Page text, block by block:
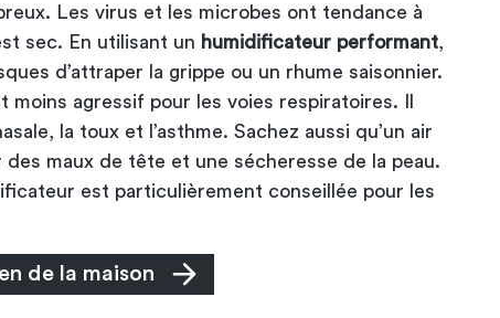
Les virus et les microbes ont tendance à
sec. En utilisant un humidificateur performant
d’attraper la grippe ou un rhume saisonnier.
moins agressif pour les voies respiratoires. Il
la toux et l’asthme. Sachez aussi qu’un air
maux de tête et une sécheresse de la peau.
est particulièrement conseillée pour les
de la maison